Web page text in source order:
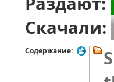
Скачали:
Содержание: